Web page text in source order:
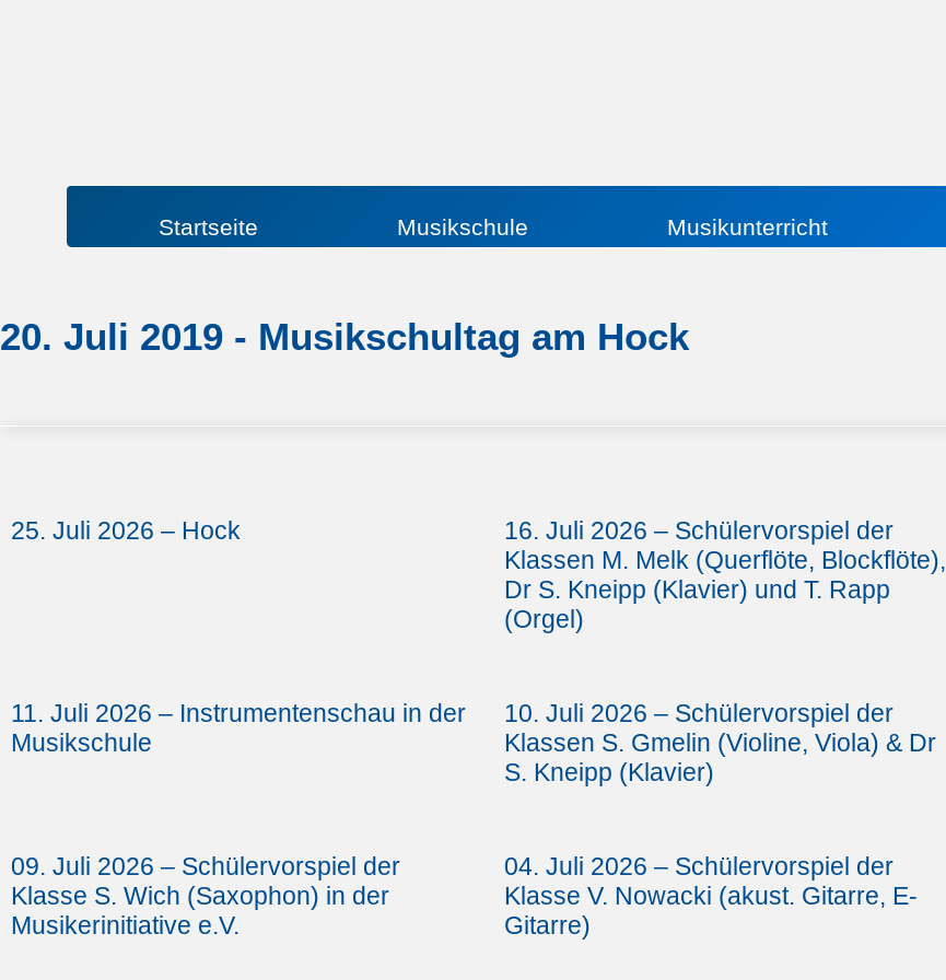
Startseite Musikschule Musikunterricht
20. Juli 2019 - Musikschultag am Hock
25. Juli 2026 – Hock
16. Juli 2026 – Schülervorspiel der
Klassen M. Melk (Querflöte, Blockflöte),
Dr S. Kneipp (Klavier) und T. Rapp
(Orgel)
11. Juli 2026 – Instrumentenschau in der
Musikschule
10. Juli 2026 – Schülervorspiel der
Klassen S. Gmelin (Violine, Viola) & Dr
S. Kneipp (Klavier)
09. Juli 2026 – Schülervorspiel der
Klasse S. Wich (Saxophon) in der
Musikerinitiative e.V.
04. Juli 2026 – Schülervorspiel der
Klasse V. Nowacki (akust. Gitarre, E-
Gitarre)